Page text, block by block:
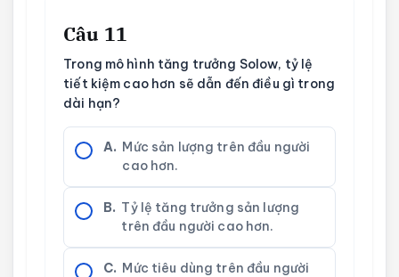
Câu 11
Trong mô hình tăng trưởng Solow, tỷ lệ
tiết kiệm cao hơn sẽ dẫn đến điều gì trong
dài hạn?
A. Mức sản lượng trên đầu người
cao hơn.
B. Tỷ lệ tăng trưởng sản lượng
trên đầu người cao hơn.
C. Mức tiêu dùng trên đầu người